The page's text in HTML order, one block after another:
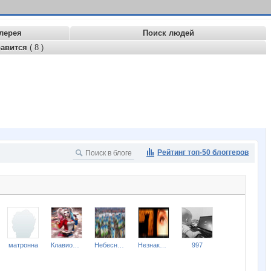
Поиск людей
( 8 )
Рейтинг топ-50 блоггеров
матронна 997